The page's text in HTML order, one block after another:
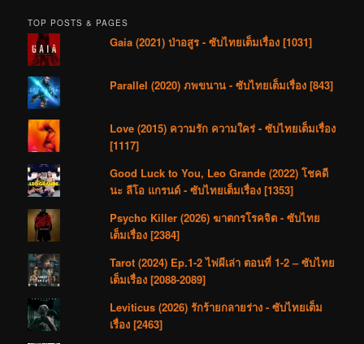
TOP POSTS & PAGES
Gaia (2021) ป่าอสูร - ซับไทยเต็มเรื่อง [1031]
Parallel (2020) ภพขนาน - ซับไทยเต็มเรื่อง [843]
Love (2015) ความรัก ความใคร่ - ซับไทยเต็มเรื่อง
[1117]
Good Luck to You, Leo Grande (2022) โชคดี
นะ ลีโอ แกรนด์ - ซับไทยเต็มเรื่อง [1353]
Psycho Killer (2026) ฆาตกรโรคจิต - ซับไทย
เต็มเรื่อง [2384]
Tarot (2024) Ep.1-2 ไพ่ผีเล่า ตอนที่ 1-2 – ซับไทย
เต็มเรื่อง [2088-2089]
Leviticus (2026) รักร้ายกลายร่าง - ซับไทยเต็ม
เรื่อง [2463]